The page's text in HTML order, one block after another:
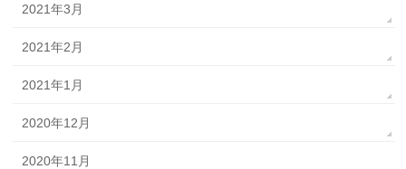
2021年3月
2021年2月
2021年1月
2020年12月
2020年11月